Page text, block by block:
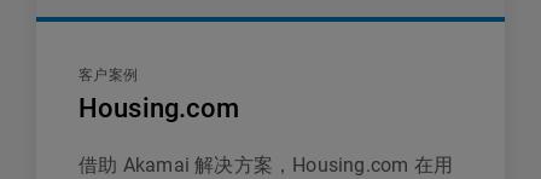
客户案例
Housing.com
借助 Akamai 解决方案，Housing.com 在用